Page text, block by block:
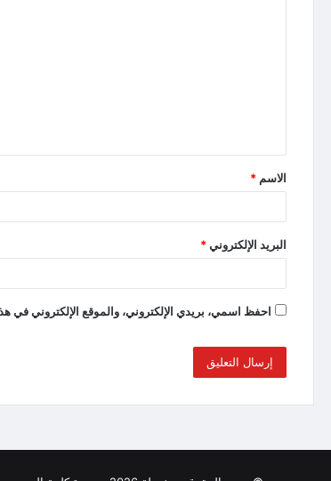
الاسم *
البريد الإلكتروني*
احفظ اسمي، بريدي الإلكتروني، والموقع الإلكتروني في